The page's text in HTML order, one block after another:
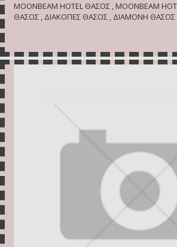
ΜΟΟΝΒΕΑΜ HOTEL ΘΑΣΟΣ , ΜΟΟΝΒΕΑΜ
ΘΑΣΟΣ , ΔΙΑΚΟΠΕΣ ΘΑΣΟΣ , ΔΙΑΜΟΝΗ ΘΑΣΟΣ